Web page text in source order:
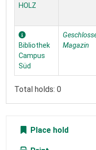
HOLZ
Bibliothek
Campus
Süd
Magazin
Total holds: 0
Place hold